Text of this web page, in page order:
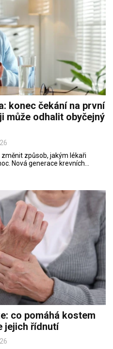
konec čekání na první
může odhalit obyčejný
způsob, jakým lékaři
Nová generace krevních…
co pomáhá kostem
jejich řídnutí